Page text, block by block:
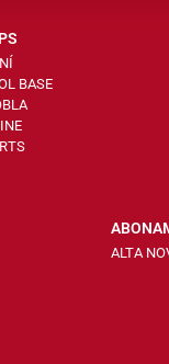
BASE
ALTA